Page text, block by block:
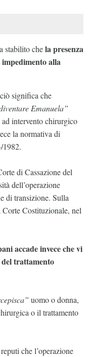
stabilito chela presenza
impedimento alla
significa che
Emanuela”
ad intervento chirurgico
la normativa di
1982.
di Cassazione del
dell’operazione
di transizione. Sulla
Corte Costituzionale, nel
accade invece che vi
trattamento
uomo o donna,
o il trattamento
che l’operazione